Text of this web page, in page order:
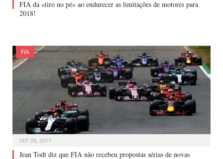
FIA dá «tiro no pé» ao endurecer as limitações de motores para
2018!
FIA
SEP 09, 2017
Jean Todt diz que FIA não recebeu propostas sérias de novas